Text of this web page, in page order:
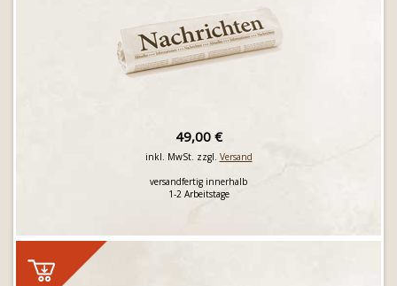
49,00 €
inkl. MwSt. zzgl. Versand
versandfertig innerhalb
1-2 Arbeitstage